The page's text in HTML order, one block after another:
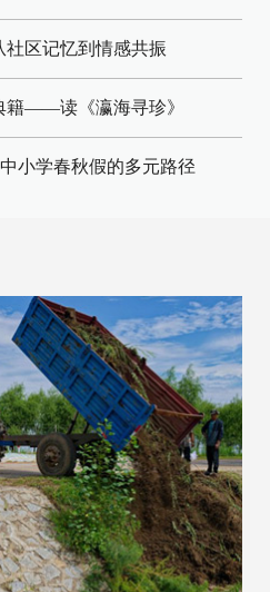
社区记忆到情感共振
籍——读《瀛海寻珍》
小学春秋假的多元路径